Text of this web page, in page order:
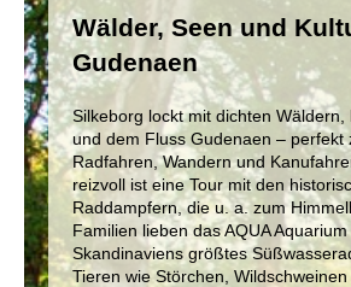
Wälder, Seen und
Gudenaen
Silkeborg lockt mit dichten Wäldern,
und dem Fluss Gudenaen – perfekt
Radfahren, Wandern und
reizvoll ist eine Tour mit den
Raddampfern, die u. a. zum
Familien lieben das AQUA
Skandinaviens größtes
Tieren wie Störchen, Wildschweinen